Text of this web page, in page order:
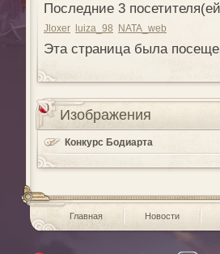
Последние 3
Jloxer luiza_98 NATA_web
Эта страница была
Изображения
Конкурс Бодиарта
Главная Новости